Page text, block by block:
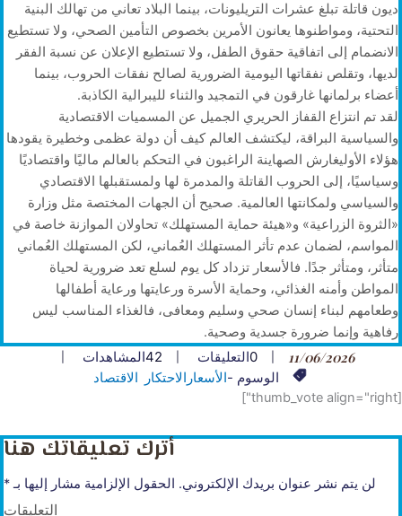
ديون قاتلة تبلغ عشرات التريليونات، بينما البلاد تعاني من تهالك البنية
التحتية، ومواطنوها يعانون الأمرين بخصوص التأمين الصحي، ولا تستطيع
الانضمام إلى اتفاقية حقوق الطفل، ولا تستطيع الإعلان عن نسبة الفقر
لديها، وتقلص نفقاتها اليومية الضرورية لصالح نفقات الحروب، بينما
أعضاء برلمانها غارقون في التمجيد والثناء لليبرالية الكاذبة.
لقد تم انتزاع القفاز الحريري الجميل عن المسميات الاقتصادية
والسياسية البراقة، ليكتشف العالم كيف أن دولة عظمى وخطيرة يقودها
هؤلاء الأوليغارش الصهاينة الراغبون في التحكم بالعالم ماليًا واقتصاديًا
وسياسيًا، إلى الحروب القاتلة والمدمرة لها ولمستقبلها الاقتصادي
والسياسي ولمكانتها العالمية. صحيح أن الجهات المختصة مثل وزارة
«الثروة الزراعية» و«هيئة حماية المستهلك» تحاولان الموازنة خاصة في
المواسم، لضمان عدم تأثر المستهلك العُماني، لكن المستهلك العُماني
متأثر، ومتأثر جدًا. فالأسعار تزداد كل يوم لسلع تعد ضرورية لحياة
المواطن وأمنه الغذائي، وحماية الأسرة ورعايتها ورعاية أطفالها
وطعامهم لبناء إنسان صحي وسليم ومعافى، فالغذاء المناسب ليس
رفاهية وإنما ضرورة جسدية وصحية.
11/06/2026
0التعليقات 42المشاهدات
الوسوم -الأسعار الاحتكار الاقتصاد
[thumb_vote align="right"]
أترك تعليقاتك هنا
لن يتم نشر عنوان بريدك الإلكتروني. الحقول الإلزامية مشار إليها بـ*
التعليقات